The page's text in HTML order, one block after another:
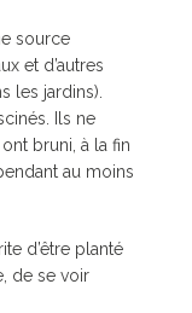
source
et d’autres
les jardins).
Ils ne
bruni, à la fin
au moins
d’être planté
de se voir